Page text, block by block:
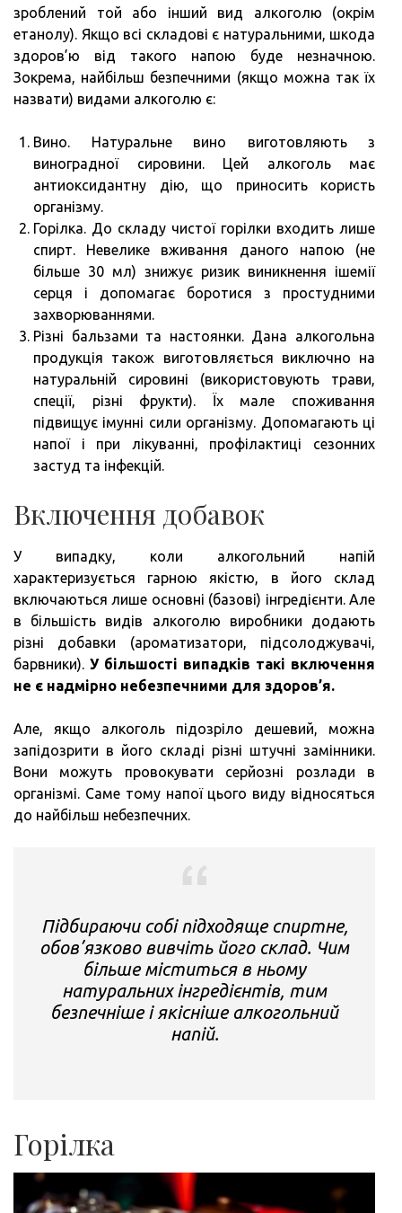
зроблений той або інший вид алкоголю (окрім
етанолу). Якщо всі складові є натуральними, шкода
здоров’ю від такого напою буде незначною.
Зокрема, найбільш безпечними (якщо можна так їх
назвати) видами алкоголю є:
Вино. Натуральне вино виготовляють з
виноградної сировини. Цей алкоголь має
антиоксидантну дію, що приносить користь
організму.
Горілка. До складу чистої горілки входить лише
спирт. Невелике вживання даного напою (не
більше 30 мл) знижує ризик виникнення ішемії
серця і допомагає боротися з простудними
захворюваннями.
Різні бальзами та настоянки. Дана алкогольна
продукція також виготовляється виключно на
натуральній сировині (використовують трави,
спеції, різні фрукти). Їх мале споживання
підвищує імунні сили організму. Допомагають ці
напої і при лікуванні, профілактиці сезонних
застуд та інфекцій.
Включення добавок
У випадку, коли алкогольний напій
характеризується гарною якістю, в його склад
включаються лише основні (базові) інгредієнти. Але
в більшість видів алкоголю виробники додають
різні добавки (ароматизатори, підсолоджувачі,
барвники). У більшості випадків такі включення
не є надмірно небезпечними для здоров’я.
Але, якщо алкоголь підозріло дешевий, можна
запідозрити в його складі різні штучні замінники.
Вони можуть провокувати серйозні розлади в
організмі. Саме тому напої цього виду відносяться
до найбільш небезпечних.
Підбираючи собі підходяще спиртне,
обов’язково вивчіть його склад. Чим
більше міститься в ньому
натуральних інгредієнтів, тим
безпечніше і якісніше алкогольний
напій.
Горілка